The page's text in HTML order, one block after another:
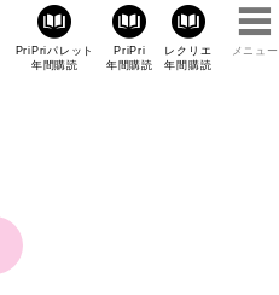
PriPriパレット
年間購読
PriPri
年間購読
レクリエ
年間購読
メニュー